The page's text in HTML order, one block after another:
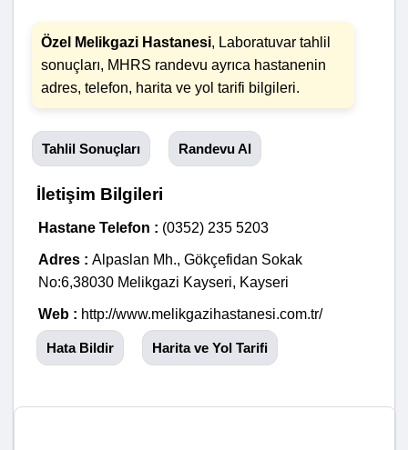
Özel Melikgazi Hastanesi, Laboratuvar tahlil
sonuçları, MHRS randevu ayrıca hastanenin
adres, telefon, harita ve yol tarifi bilgileri.
Tahlil Sonuçları Randevu Al
İletişim Bilgileri
Hastane Telefon : (0352) 235 5203
Adres :Alpaslan Mh., Gökçefidan Sokak
No:6,38030 Melikgazi Kayseri, Kayseri
Web : http://www.melikgazihastanesi.com.tr/
Hata Bildir Harita ve Yol Tarifi